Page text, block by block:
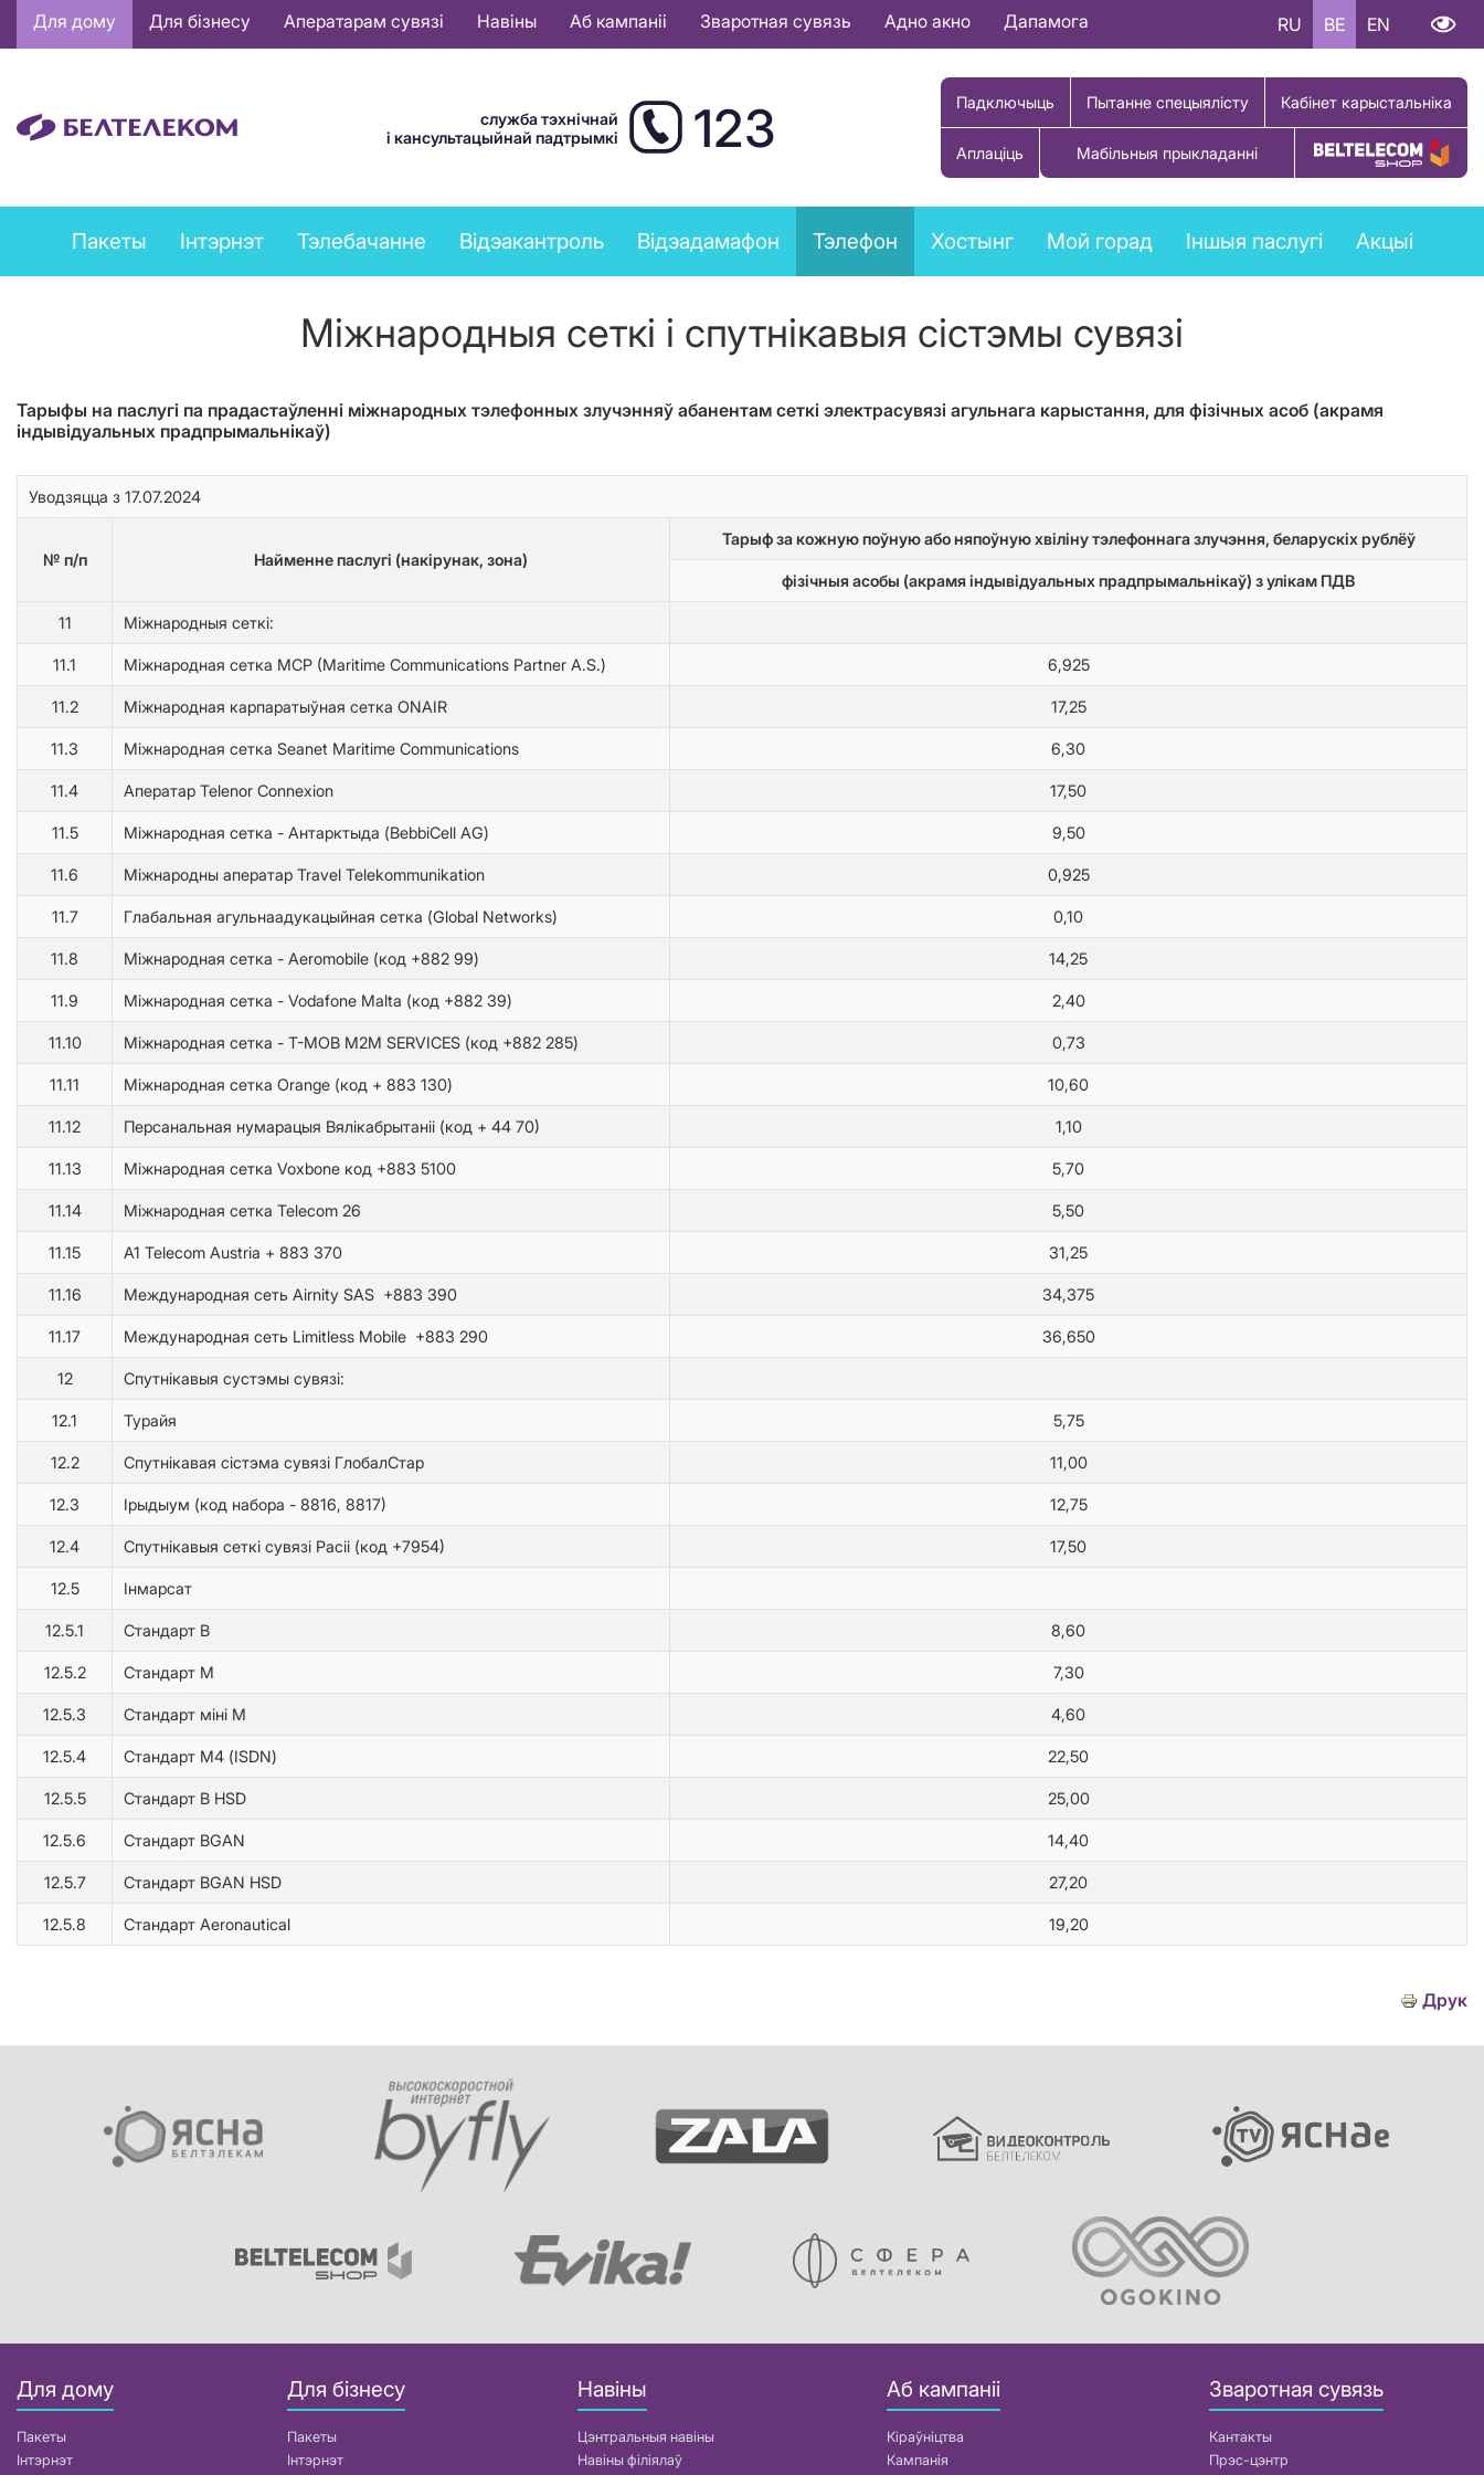
Основная
навигация
Для дому Для бізнесу Аператарам сувязі Навіны Аб кампаніі Зваротная сувязь Адно акно Дапамога RU BE EN
служба тэхнічнай
і кансультацыйнай падтрымкі
123 Падключыць Пытанне спецыялісту Кабінет карыстальніка
Аплаціць Мабільныя прыкладанні Купіць тавар
Private
services
Пакеты Інтэрнэт Тэлебачанне Відэакантроль Відэадамафон Тэлефон Хостынг Мой горад Іншыя паслугі Акцыі
Міжнародныя сеткі і спутнікавыя сістэмы сувязі
Тарыфы на паслугі па прадастаўленні міжнародных тэлефонных злучэнняў абанентам сеткі электрасувязі агульнага карыстання, для фізічных асоб (акрамя
індывідуальных прадпрымальнікаў)
Уводзяцца з 17.07.2024
№ п/п Найменне паслугі (накірунак, зона)
Тарыф за кожную поўную або няпоўную хвіліну тэлефоннага злучэння, беларускіх рублёў
фізічныя асобы (акрамя індывідуальных прадпрымальнікаў) з улікам ПДВ
11 Міжнародныя сеткі:
11.1 Міжнародная сетка MCP (Maritime Communications Partner A.S.) 6,925
11.2 Міжнародная карпаратыўная сетка ONAIR 17,25
11.3 Міжнародная сетка Seanet Maritime Communications 6,30
11.4 Аператар Telenor Connexion 17,50
11.5 Міжнародная сетка - Антарктыда (BebbiCell AG) 9,50
11.6 Міжнародны аператар Travel Telekommunikation 0,925
11.7 Глабальная агульнаадукацыйная сетка (Global Networks) 0,10
11.8 Міжнародная сетка - Aeromobile (код +882 99) 14,25
11.9 Міжнародная сетка - Vodafone Malta (код +882 39) 2,40
11.10 Міжнародная сетка - T-MOB M2M SERVICES (код +882 285) 0,73
11.11 Міжнародная сетка Orange (код + 883 130) 10,60
11.12 Персанальная нумарацыя Вялікабрытаніі (код + 44 70) 1,10
11.13 Міжнародная сетка Voxbone код +883 5100 5,70
11.14 Міжнародная сетка Telecom 26 5,50
11.15 A1 Telecom Austria + 883 370 31,25
11.16 Международная сеть Airnity SAS +883 390 34,375
11.17 Международная сеть Limitless Mobile +883 290 36,650
12 Спутнікавыя сустэмы сувязі:
12.1 Турайя 5,75
12.2 Спутнікавая сістэма сувязі ГлобалСтар 11,00
12.3 Ірыдыум (код набора - 8816, 8817) 12,75
12.4 Спутнікавыя сеткі сувязі Расіі (код +7954) 17,50
12.5 Інмарсат
12.5.1 Стандарт В 8,60
12.5.2 Стандарт М 7,30
12.5.3 Стандарт міні М 4,60
12.5.4 Стандарт М4 (ISDN) 22,50
12.5.5 Стандарт B HSD 25,00
12.5.6 Стандарт BGAN 14,40
12.5.7 Стандарт BGAN HSD 27,20
12.5.8 Стандарт Aeronautical 19,20
Друк
Для дому
Пакеты
Інтэрнэт
Для бізнесу
Пакеты
Інтэрнэт
Навіны
Цэнтральныя навіны
Навіны філіялаў
Аб кампаніі
Кіраўніцтва
Кампанія
Зваротная сувязь
Кантакты
Прэс-цэнтр